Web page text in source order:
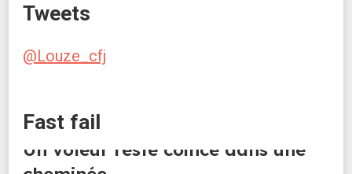
Tweets
@Louze_cfj
Fast fail
Un voleur reste coincé dans une
d’un feu lorsqu’elle a entendu des cris de douleurs. Les
libérer un homme. Il voulait cambrioler la maison.